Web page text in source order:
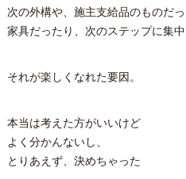
次の外構や、施主支給品のものだ
家具だったり、次のステップに集中
それが楽しくなれた要因。
本当は考えた方がいいけど
よく分かんないし、
とりあえず、決めちゃった